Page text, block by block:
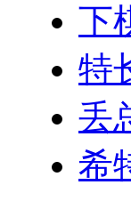
下
特
丢
希